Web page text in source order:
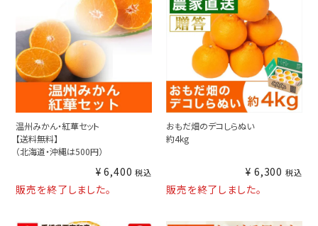
温州みかん・紅華セット
【送料無料】
（北海道・沖縄は500円）
¥ 6,400 税込
販売を終了しました。
おもだ畑のデコしらぬい
約4kg
¥ 6,300 税込
販売を終了しました。